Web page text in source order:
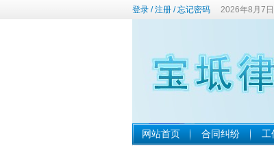
登录/注册/忘记密码 2026年8月7
网站首页 合同纠纷 工